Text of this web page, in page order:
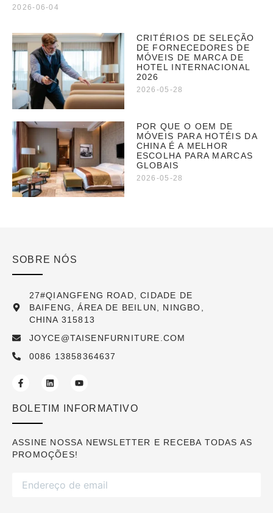
2026-06-04
CRITÉRIOS DE SELEÇÃO
DE FORNECEDORES DE
MÓVEIS DE MARCA DE
HOTEL INTERNACIONAL
2026
2026-05-28
POR QUE O OEM DE
MÓVEIS PARA HOTÉIS DA
CHINA É A MELHOR
ESCOLHA PARA MARCAS
GLOBAIS
2026-05-28
SOBRE NÓS
27#QIANGFENG ROAD, CIDADE DE
BAIFENG, ÁREA DE BEILUN, NINGBO,
CHINA 315813
JOYCE@TAISENFURNITURE.COM
0086 13858364637
BOLETIM INFORMATIVO
ASSINE NOSSA NEWSLETTER E RECEBA TODAS AS
PROMOÇÕES!